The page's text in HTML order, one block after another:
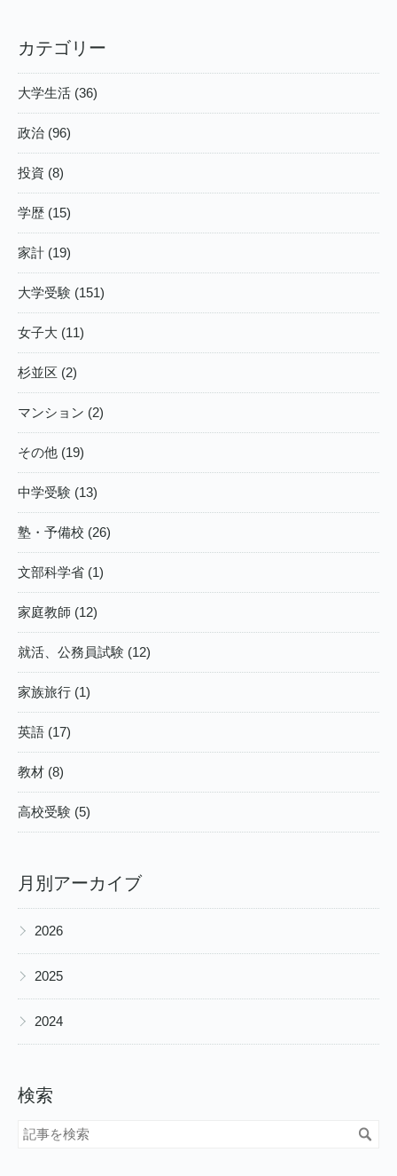
カテゴリー
大学生活 (36)
政治 (96)
投資 (8)
学歴 (15)
家計 (19)
大学受験 (151)
女子大 (11)
杉並区 (2)
マンション (2)
その他 (19)
中学受験 (13)
塾・予備校 (26)
文部科学省 (1)
家庭教師 (12)
就活、公務員試験 (12)
家族旅行 (1)
英語 (17)
教材 (8)
高校受験 (5)
月別アーカイブ
▶ 2026
▶ 2025
▶ 2024
検索